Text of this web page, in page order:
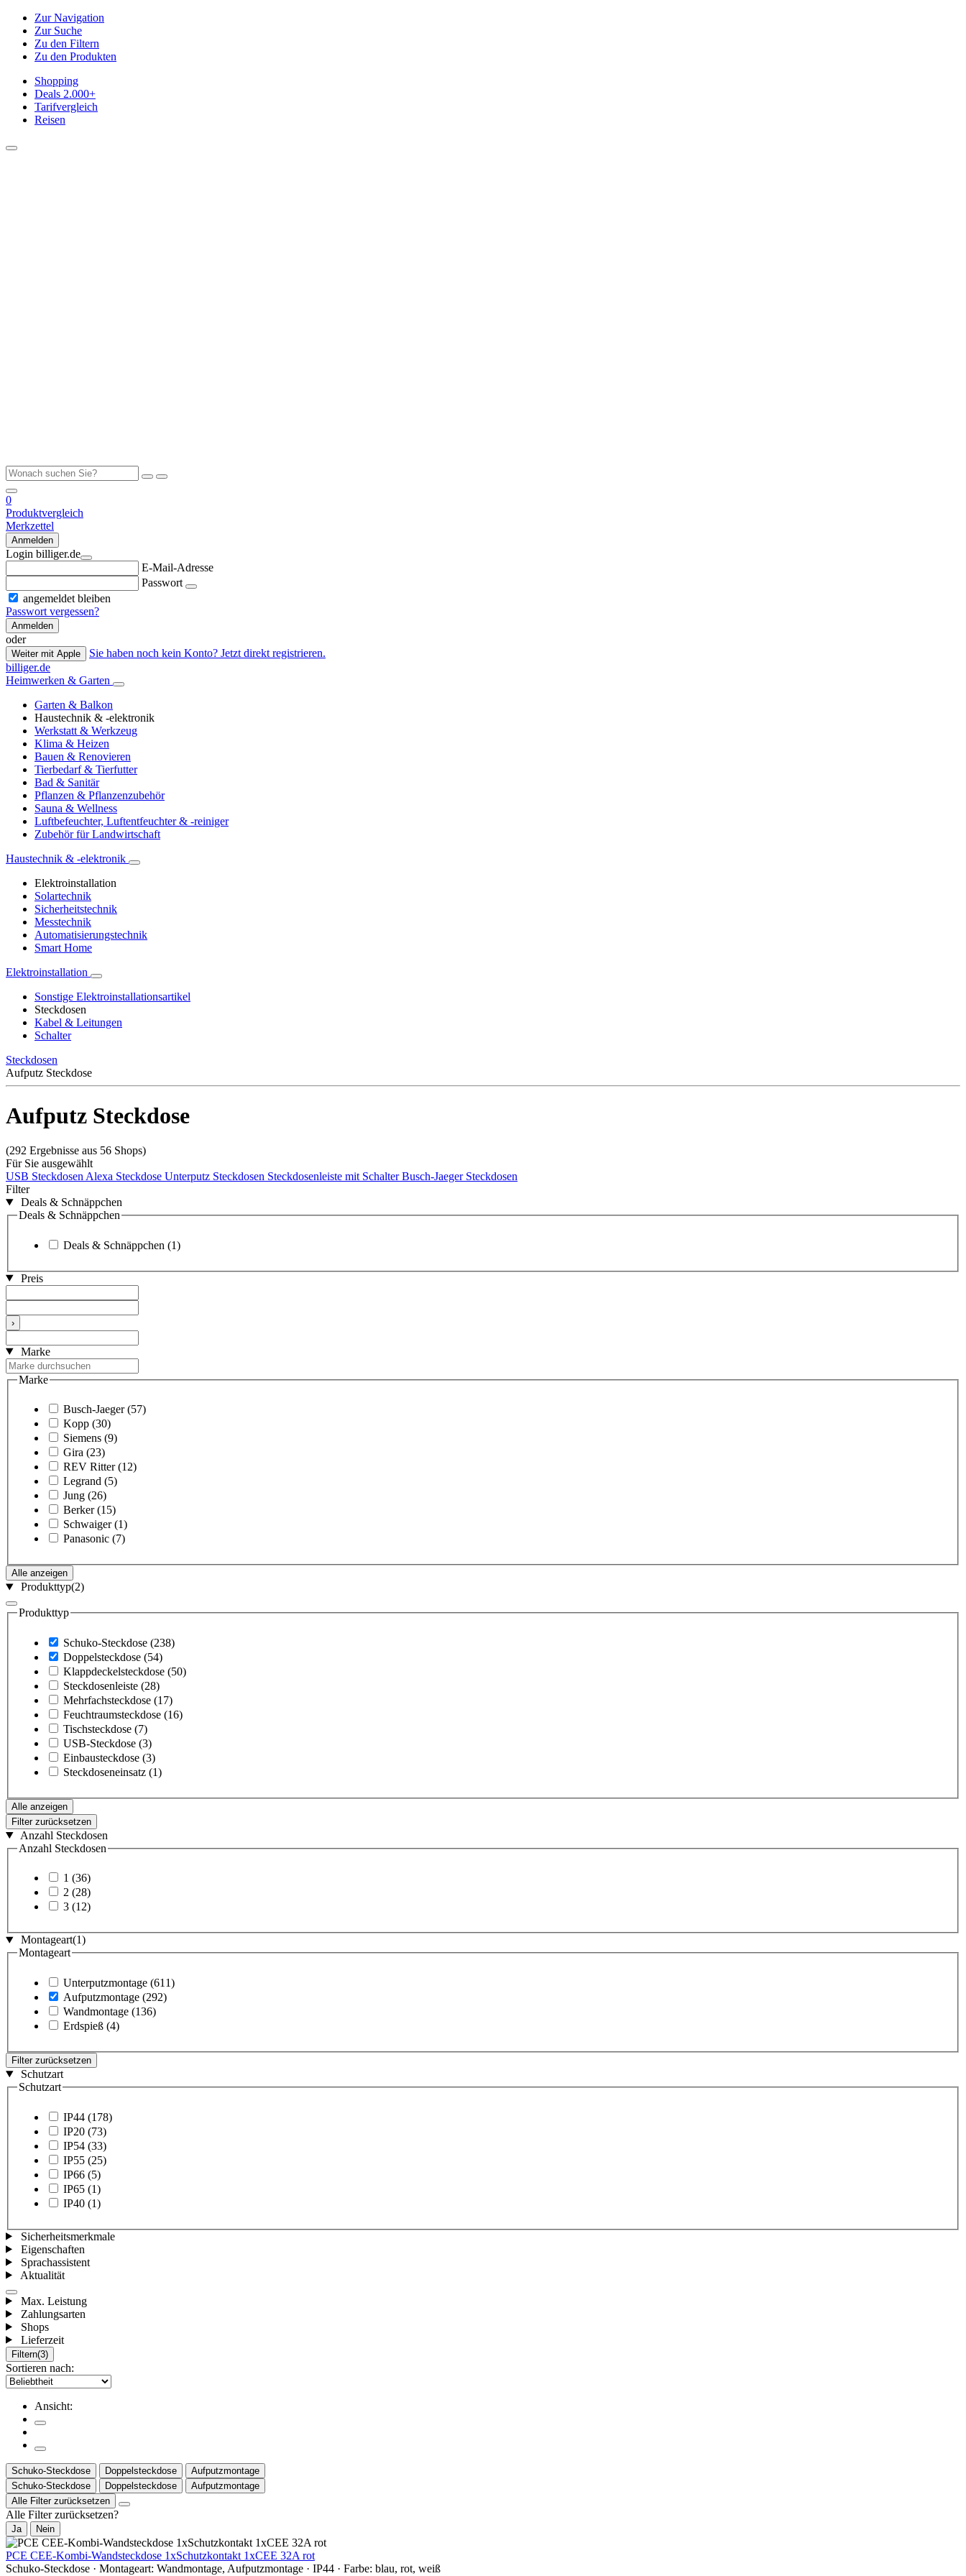
Zur Navigation
Zur Suche
Zu den Filtern
Zu den Produkten
Shopping
Deals 2.000+
Tarifvergleich
Reisen
0
Produktvergleich
Merkzettel
Anmelden
Login billiger.de
E-Mail-Adresse
Passwort
angemeldet bleiben
Passwort vergessen?
Anmelden
oder
Weiter mit Apple
Sie haben noch kein Konto? Jetzt direkt registrieren.
billiger.de
Heimwerken & Garten
Garten & Balkon
Haustechnik & -elektronik
Werkstatt & Werkzeug
Klima & Heizen
Bauen & Renovieren
Tierbedarf & Tierfutter
Bad & Sanitär
Pflanzen & Pflanzenzubehör
Sauna & Wellness
Luftbefeuchter, Luftentfeuchter & -reiniger
Zubehör für Landwirtschaft
Haustechnik & -elektronik
Elektroinstallation
Solartechnik
Sicherheitstechnik
Messtechnik
Automatisierungstechnik
Smart Home
Elektroinstallation
Sonstige Elektroinstallationsartikel
Steckdosen
Kabel & Leitungen
Schalter
Steckdosen
Aufputz Steckdose
Aufputz Steckdose
(292 Ergebnisse aus 56 Shops)
Für Sie ausgewählt
USB Steckdosen Alexa Steckdose Unterputz Steckdosen Steckdosenleiste mit SchalterBusch-Jaeger Steckdosen
Filter
Deals & Schnäppchen
Deals & Schnäppchen
Deals & Schnäppchen (1)
Preis
›
Marke
Marke
Busch-Jaeger (57)
Kopp (30)
Siemens (9)
Gira (23)
REV Ritter (12)
Legrand (5)
Jung (26)
Berker (15)
Schwaiger (1)
Panasonic (7)
Alle anzeigen
Produkttyp(2)
Produkttyp
Schuko-Steckdose (238)
Doppelsteckdose (54)
Klappdeckelsteckdose (50)
Steckdosenleiste (28)
Mehrfachsteckdose (17)
Feuchtraumsteckdose (16)
Tischsteckdose (7)
USB-Steckdose (3)
Einbausteckdose (3)
Steckdoseneinsatz (1)
Alle anzeigen
Filter zurücksetzen
Anzahl Steckdosen
Anzahl Steckdosen
1 (36)
2 (28)
3 (12)
Montageart(1)
Montageart
Unterputzmontage (611)
Aufputzmontage (292)
Wandmontage (136)
Erdspieß (4)
Filter zurücksetzen
Schutzart
Schutzart
IP44 (178)
IP20 (73)
IP54 (33)
IP55 (25)
IP66 (5)
IP65 (1)
IP40 (1)
Sicherheitsmerkmale
Eigenschaften
Sprachassistent
Aktualität
Max. Leistung
Zahlungsarten
Shops
Lieferzeit
Filtern(3)
Sortieren nach:
Ansicht:
Schuko-Steckdose Doppelsteckdose
Aufputzmontage
Schuko-Steckdose
Doppelsteckdose
Aufputzmontage
Alle Filter zurücksetzen
Alle Filter zurücksetzen?
Ja Nein
PCE CEE-Kombi-Wandsteckdose 1xSchutzkontakt 1xCEE 32A rot
Schuko-Steckdose · Montageart: Wandmontage, Aufputzmontage · IP44 · Farbe: blau, rot, weiß